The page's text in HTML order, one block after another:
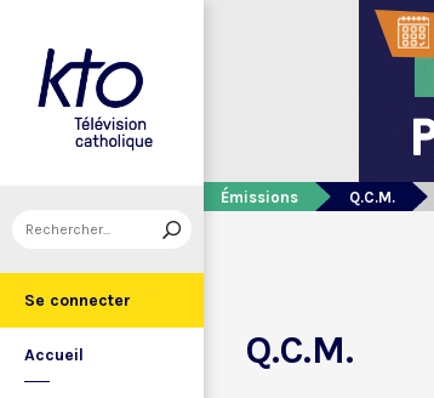
Se connecter
Accueil
Émissions Q.C.M.
Q.C.M.